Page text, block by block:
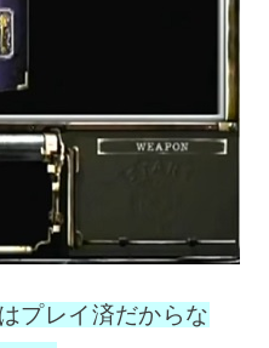
プレイ済だからな